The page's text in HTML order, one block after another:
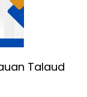
Talaud